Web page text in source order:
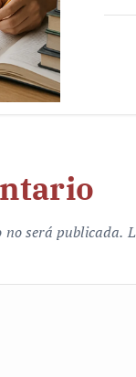
no será publicada.